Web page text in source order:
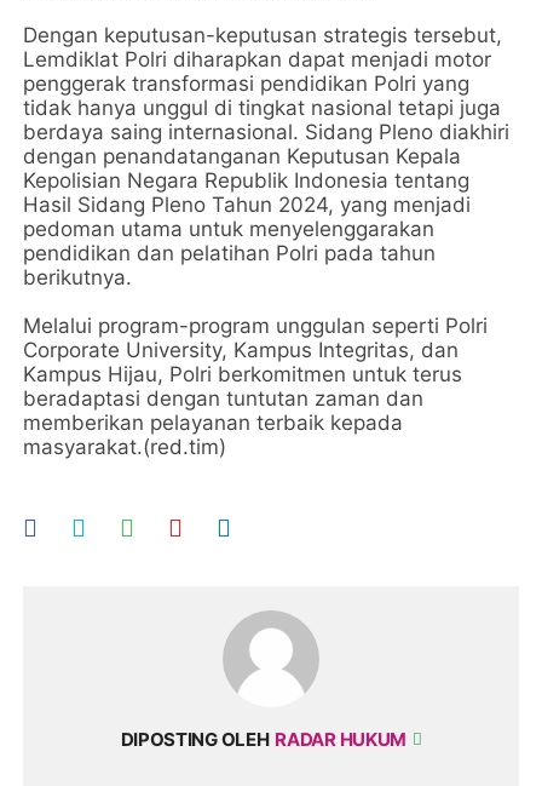
Dengan keputusan-keputusan strategis tersebut,
Lemdiklat Polri diharapkan dapat menjadi motor
penggerak transformasi pendidikan Polri yang
tidak hanya unggul di tingkat nasional tetapi juga
berdaya saing internasional. Sidang Pleno diakhiri
dengan penandatanganan Keputusan Kepala
Kepolisian Negara Republik Indonesia tentang
Hasil Sidang Pleno Tahun 2024, yang menjadi
pedoman utama untuk menyelenggarakan
pendidikan dan pelatihan Polri pada tahun
berikutnya.
Melalui program-program unggulan seperti Polri
Corporate University, Kampus Integritas, dan
Kampus Hijau, Polri berkomitmen untuk terus
beradaptasi dengan tuntutan zaman dan
memberikan pelayanan terbaik kepada
masyarakat.(red.tim)
DIPOSTING OLEH RADAR HUKUM